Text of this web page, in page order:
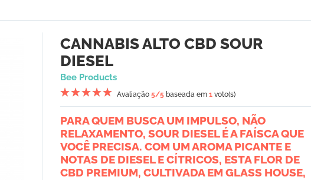
CANNABIS ALTO CBD SOUR
DIESEL
Bee Products
Avaliação 5/5 baseada em 1 voto(s)
PARA QUEM BUSCA UM IMPULSO, NÃO
RELAXAMENTO, SOUR DIESEL É A FAÍSCA QUE
VOCÊ PRECISA. COM UM AROMA PICANTE E
NOTAS DE DIESEL E CÍTRICOS, ESTA FLOR DE
CBD PREMIUM, CULTIVADA EM GLASS HOUSE,